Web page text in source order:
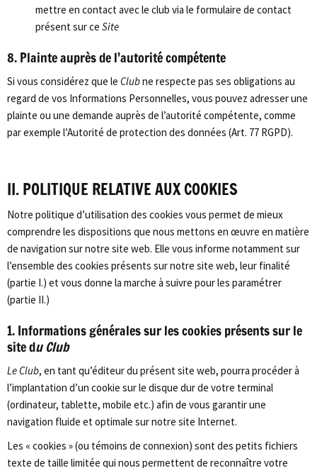
mettre en contact avec le club via le formulaire de contact
présent sur ce Site
8. Plainte auprès de l’autorité compétente
Si vous considérez que le Clubne respecte pas ses obligations au
regard de vos Informations Personnelles, vous pouvez adresser une
plainte ou une demande auprès de l’autorité compétente, comme
par exemple l’Autorité de protection des données (Art. 77 RGPD).
II. POLITIQUE RELATIVE AUX COOKIES
Notre politique d’utilisation des cookies vous permet de mieux
comprendre les dispositions que nous mettons en œuvre en matière
de navigation sur notre site web. Elle vous informe notamment sur
l’ensemble des cookies présents sur notre site web, leur finalité
(partie I.) et vous donne la marche à suivre pour les paramétrer
(partie II.)
1. Informations générales sur les cookies présents sur le
site du Club
Le Club, en tant qu’éditeur du présent site web, pourra procéder à
l’implantation d’un cookie sur le disque dur de votre terminal
(ordinateur, tablette, mobile etc.) afin de vous garantir une
navigation fluide et optimale sur notre site Internet.
Les « cookies » (ou témoins de connexion) sont des petits fichiers
texte de taille limitée qui nous permettent de reconnaître votre